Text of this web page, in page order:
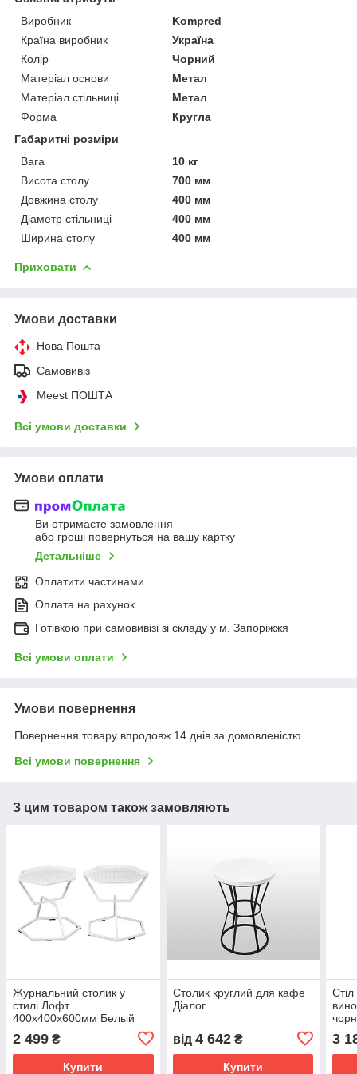
Виробник
Kompred
Країна виробник
Україна
Колір
Чорний
Матеріал основи
Метал
Матеріал стільниці
Метал
Форма
Кругла
Габаритні розміри
Вага
10 кг
Висота столу
700 мм
Довжина столу
400 мм
Діаметр стільниці
400 мм
Ширина столу
400 мм
Приховати
Умови доставки
Нова Пошта
Самовивіз
Meest ПОШТА
Всі умови доставки
Умови оплати
Ви отримаєте замовлення
або гроші повернуться на вашу картку
Детальніше
Оплатити частинами
Оплата на рахунок
Готівкою при самовивізі зі складу у м. Запоріжжя
Всі умови оплати
Умови повернення
Повернення товару впродовж 14 днів за домовленістю
Всі умови повернення
З цим товаром також замовляють
Журнальний столик у
стилі Лофт
400x400x600мм Белый
2 499 ₴
Купити
Столик круглий для кафе
Діалог
від 4 642₴
Купити
3